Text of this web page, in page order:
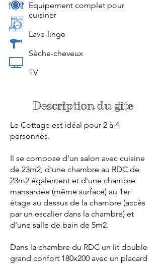
Equipement complet pour
cuisiner
Lave-linge
Sèche-cheveux
TV
Description du gîte
Le Cottage est idéal pour 2 à 4
personnes.
Il se compose d'un salon avec cuisine
de 23m2, d'une chambre au RDC de
23m2 également et d'une chambre
mansardée (même surface) au 1er
étage au dessus de la chambre (accès
par un escalier dans la chambre) et
d'une salle de bain de 5m2.
Dans la chambre du RDC un lit double
grand confort 180x200 avec un placard